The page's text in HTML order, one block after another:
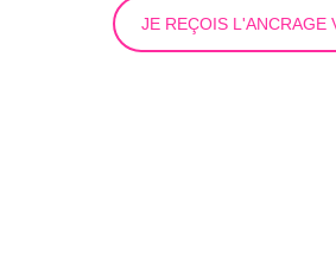
JE REÇOIS L'ANCRAGE